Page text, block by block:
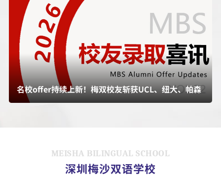
名校offer持续上新！梅双校友斩获UCL、纽大、帕森
斯全球录取
MEISHA BILINGUAL SCHOOL
深圳梅沙双语学校